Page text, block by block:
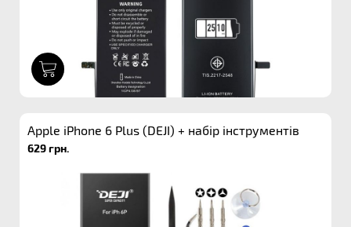
Apple iPhone 6 Plus (DEJI) + набір інструментів
629 грн.